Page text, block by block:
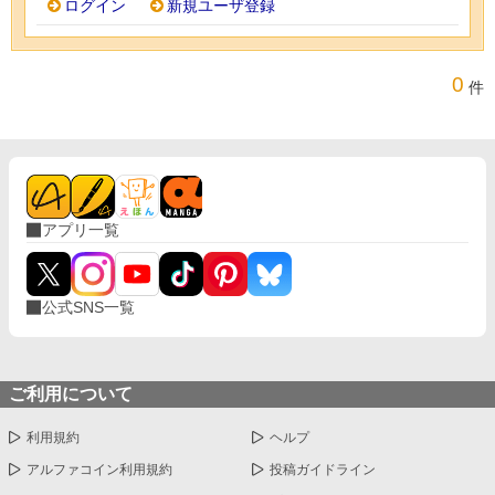
ログイン 新規ユーザ登録
0 件
アプリ一覧
公式SNS一覧
ご利用について
利用規約 ヘルプ
アルファコイン利用規約 投稿ガイドライン